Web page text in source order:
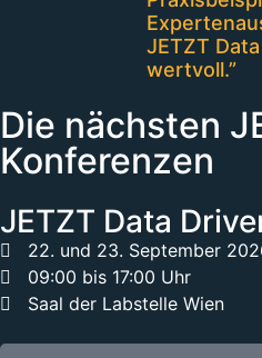
JETZT
wertvoll.”
Die nächsten
Konferenzen
JETZT Data
22. und 23. September
09:00 bis 17:00 Uhr
Saal der Labstelle Wien